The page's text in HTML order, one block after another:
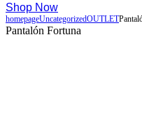
Shop Now
homepageUncategorizedOUTLET
Pantalón Fortuna